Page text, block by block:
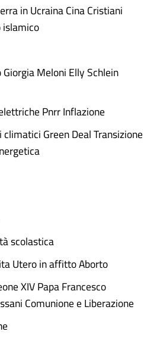
in Ucraina Cina Cristiani
Meloni Elly Schlein
Pnrr Inflazione
Green Deal Transizione
scolastica
Utero in affitto Aborto
XIV Papa Francesco
Comunione e Liberazione